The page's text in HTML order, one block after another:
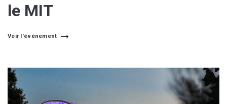
le MIT
Voir l'événement